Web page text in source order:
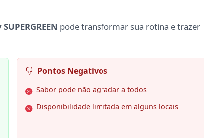
pode transformar sua rotina e trazer
Pontos Negativos
Sabor pode não agradar a todos
Disponibilidade limitada em alguns locais